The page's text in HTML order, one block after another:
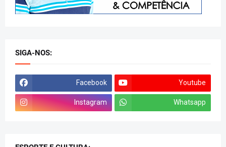
SIGA-NOS:
Facebook Youtube
Instagram Whatsapp